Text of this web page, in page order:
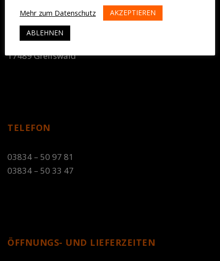
ADRESSE
Anklamer Straße 8-9
17489 Greifswald
TELEFON
03834 – 50 97 81
03834 – 50 33 47
ÖFFNUNGS- UND LIEFERZEITEN
Mehr zum Datenschutz
AKZEPTIEREN
ABLEHNEN